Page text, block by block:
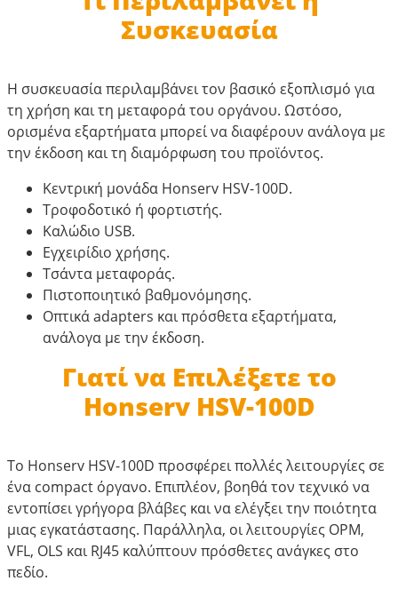
Συσκευασία
Η συσκευασία περιλαμβάνει τον βασικό εξοπλισμό για
τη χρήση και τη μεταφορά του οργάνου. Ωστόσο,
ορισμένα εξαρτήματα μπορεί να διαφέρουν ανάλογα με
την έκδοση και τη διαμόρφωση του προϊόντος.
Κεντρική μονάδα Honserv HSV-100D.
Τροφοδοτικό ή φορτιστής.
Καλώδιο USB.
Εγχειρίδιο χρήσης.
Τσάντα μεταφοράς.
Πιστοποιητικό βαθμονόμησης.
Οπτικά adapters και πρόσθετα εξαρτήματα,
ανάλογα με την έκδοση.
Γιατί να Επιλέξετε το
Honserv HSV-100D
Το Honserv HSV-100D προσφέρει πολλές λειτουργίες σε
ένα compact όργανο. Επιπλέον, βοηθά τον τεχνικό να
εντοπίσει γρήγορα βλάβες και να ελέγξει την ποιότητα
μιας εγκατάστασης. Παράλληλα, οι λειτουργίες OPM,
VFL, OLS και RJ45 καλύπτουν πρόσθετες ανάγκες στο
πεδίο.